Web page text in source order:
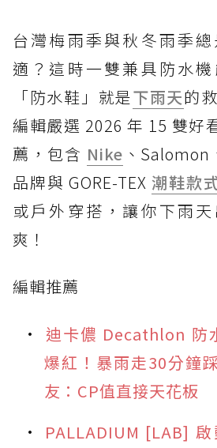
台灣梅雨季與秋冬雨季
適？這時一雙兼具防水
「防水鞋」就是下雨天的
編輯嚴選 2026 年 15 雙好
薦，包含 Nike 、Salomon
品牌與 GORE-TEX 潮鞋款
或戶外穿搭，讓你下雨
爽！
編輯推薦
迪卡儂 Decathlon 防
爆紅！暴雨走30分鐘
友：CP值直接天花板
PALLADIUM [LAB]